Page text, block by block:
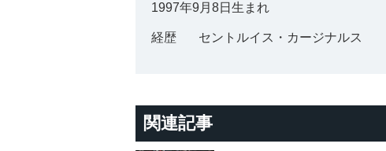
1997年9月8日生まれ
経歴 セントルイス・カージナルス
関連記事